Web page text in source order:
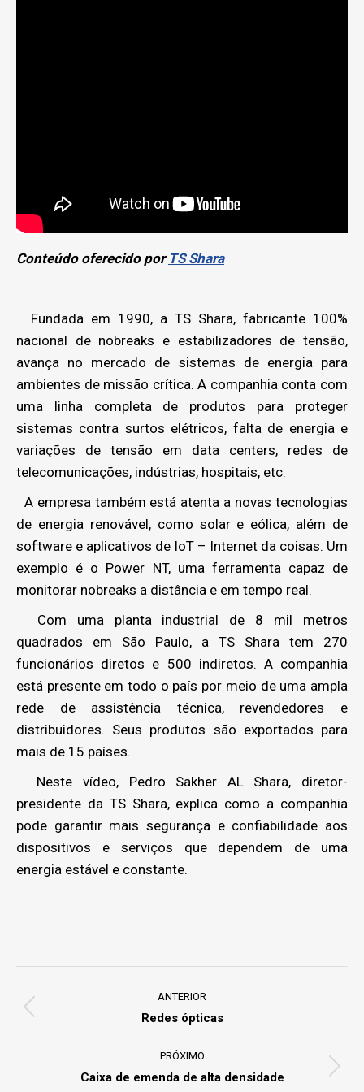
Conteúdo oferecido por TS Shara
Fundada em 1990, a TS Shara, fabricante 100%
nacional de nobreaks e estabilizadores de tensão,
avança no mercado de sistemas de energia para
ambientes de missão crítica. A companhia conta com
uma linha completa de produtos para proteger
sistemas contra surtos elétricos, falta de energia e
variações de tensão em data centers, redes de
telecomunicações, indústrias, hospitais, etc.
A empresa também está atenta a novas tecnologias
de energia renovável, como solar e eólica, além de
software e aplicativos de IoT – Internet da coisas. Um
exemplo é o Power NT, uma ferramenta capaz de
monitorar nobreaks a distância e em tempo real.
Com uma planta industrial de 8 mil metros
quadrados em São Paulo, a TS Shara tem 270
funcionários diretos e 500 indiretos. A companhia
está presente em todo o país por meio de uma ampla
rede de assistência técnica, revendedores e
distribuidores. Seus produtos são exportados para
mais de 15 países.
Neste vídeo, Pedro Sakher AL Shara, diretor-
presidente da TS Shara, explica como a companhia
pode garantir mais segurança e confiabilidade aos
dispositivos e serviços que dependem de uma
energia estável e constante.
navigation
ANTERIOR
Previous
Redes ópticas
PRÓXIMO
Next
Caixa de emenda de alta densidade